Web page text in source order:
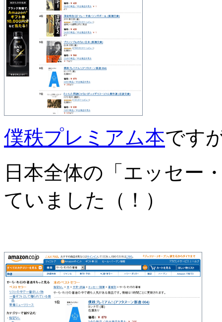
僕秩プレミアム本です
日本全体の「エッセー
ていました（！）